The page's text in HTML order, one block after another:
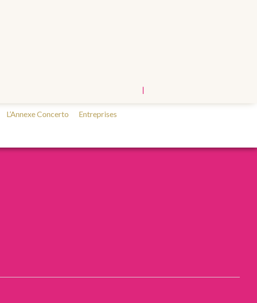
|
L’Annexe Concerto Entreprises